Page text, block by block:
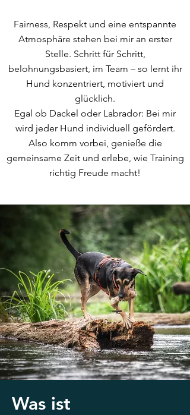
Fairness, Respekt und eine entspannte
Atmosphäre stehen bei mir an erster
Stelle. Schritt für Schritt,
belohnungsbasiert, im Team – so lernt ihr
Hund konzentriert, motiviert und
glücklich.
Egal ob Dackel oder Labrador: Bei mir
wird jeder Hund individuell gefördert.
Also komm vorbei, genieße die
gemeinsame Zeit und erlebe, wie Training
richtig Freude macht!
Was ist